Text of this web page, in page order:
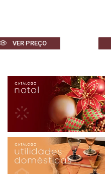
VER PREÇO